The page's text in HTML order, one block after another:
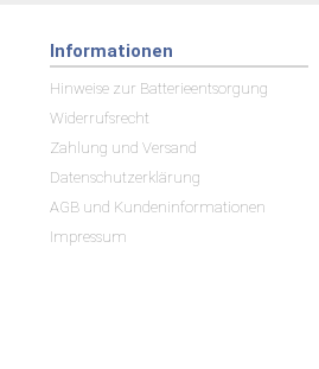
Informationen
Hinweise zur Batterieentsorgung
Widerrufsrecht
Zahlung und Versand
Datenschutzerklärung
AGB und Kundeninformationen
Impressum